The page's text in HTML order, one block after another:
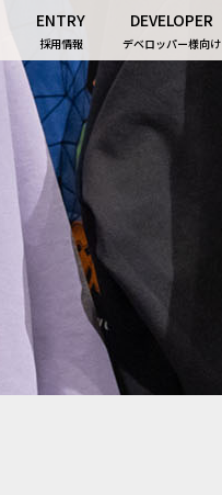
ENTRY
採用情報
DEVELOPER
デベロッパー様向け